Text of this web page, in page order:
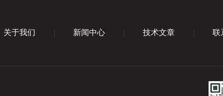
关于我们 新闻中心 技术文章 联